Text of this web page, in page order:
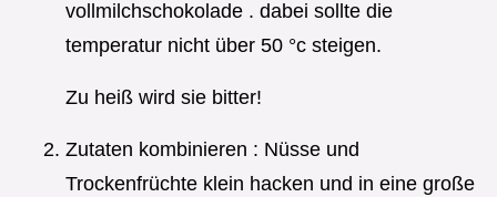
vollmilchschokolade . dabei sollte die
temperatur nicht über 50 °c steigen.
Zu heiß wird sie bitter!
Zutaten kombinieren : Nüsse und
Trockenfrüchte klein hacken und in eine große